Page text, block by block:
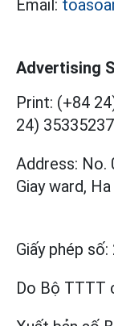
Email:
Advertising
Print: (+84
24) 35335237
Address: No.
Giay ward,
Giấy phép số:
Do Bộ TTTT